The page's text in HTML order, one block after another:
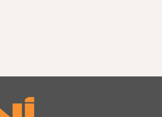
projekta. Modularni dizajn
za delo v težkih pogojih. Izdelane
materialov, ki zagotavljajo odpornost